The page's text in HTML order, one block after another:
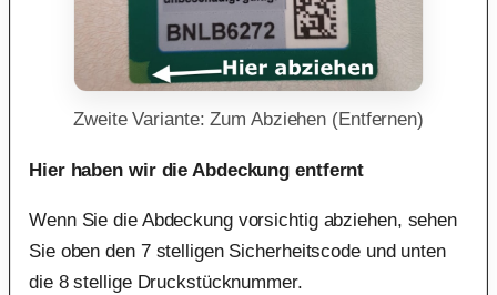
Zweite Variante: Zum Abziehen (Entfernen)
Hier haben wir die Abdeckung entfernt
Wenn Sie die Abdeckung vorsichtig abziehen, sehen
Sie oben den 7 stelligen Sicherheitscode und unten
die 8 stellige Druckstücknummer.